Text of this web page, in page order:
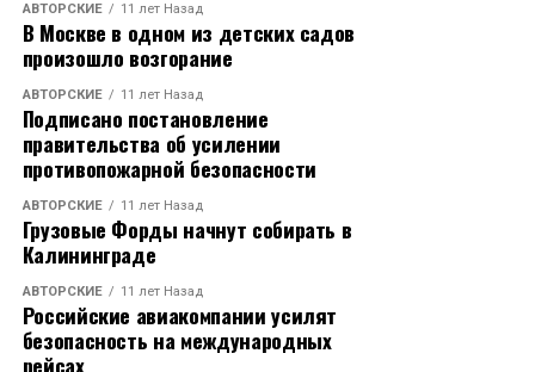
АВТОРСКИЕ 11 лет Назад
В Москве в одном из детских садов
произошло возгорание
АВТОРСКИЕ 11 лет Назад
Подписано постановление
правительства об усилении
противопожарной безопасности
АВТОРСКИЕ 11 лет Назад
Грузовые Форды начнут собирать в
Калининграде
АВТОРСКИЕ 11 лет Назад
Российские авиакомпании усилят
безопасность на международных
рейсах